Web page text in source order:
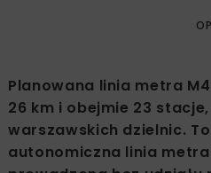
Planowana linia metra
26 km i obejmie 23
warszawskich dzielnic.
autonomiczna linia